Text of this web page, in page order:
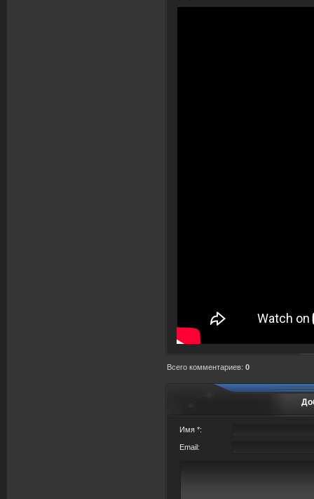
Всего комментариев: 0
Имя *:
Email: